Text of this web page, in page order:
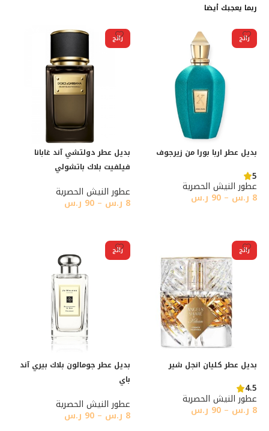
ربما يعجبك أيضا
رائج
بديل عطر اربا بورا من زيرجوف
5
عطور النيش الحصرية
8 ر.س –
90 ر.س
رائج
بديل عطر دولتشي آند غابانا
فيلفيت بلاك باتشولي
عطور النيش الحصرية
8 ر.س –
90 ر.س
رائج
بديل عطر كليان انجل شير
4.5
عطور النيش الحصرية
8 ر.س –
90 ر.س
رائج
بديل عطر جومالون بلاك بيري آند
باي
عطور النيش الحصرية
8 ر.س –
90 ر.س